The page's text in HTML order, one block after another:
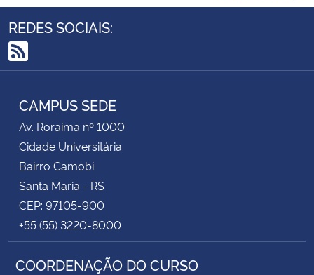
REDES SOCIAIS:
RSS
CAMPUS SEDE
Av. Roraima nº 1000
Cidade Universitária
Bairro Camobi
Santa Maria - RS
CEP: 97105-900
+55 (55) 3220-8000
COORDENAÇÃO DO CURSO